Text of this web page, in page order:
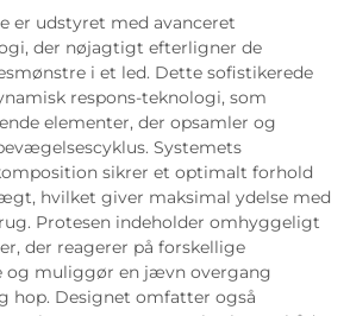
er udstyret med avanceret
der nøjagtigt efterligner de
i et led. Dette sofistikerede
respons-teknologi, som
elementer, der opsamler og
Systemets
sikrer et optimalt forhold
hvilket giver maksimal ydelse med
Protesen indeholder omhyggeligt
der reagerer på forskellige
og muliggør en jævn overgang
hop. Designet omfatter også